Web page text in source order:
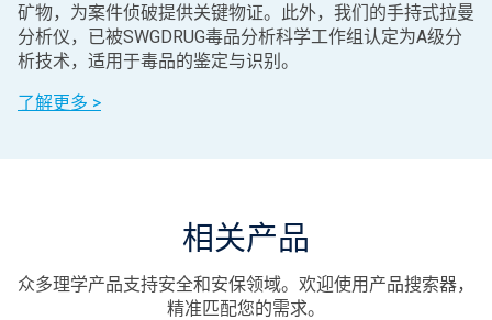
矿物，为案件侦破提供关键物证。此外，我们的手持式拉曼
分析仪，已被SWGDRUG毒品分析科学工作组认定为A级分
析技术，适用于毒品的鉴定与识别。
了解更多 >
相关产品
众多理学产品支持安全和安保领域。欢迎使用产品搜索器，
精准匹配您的需求。